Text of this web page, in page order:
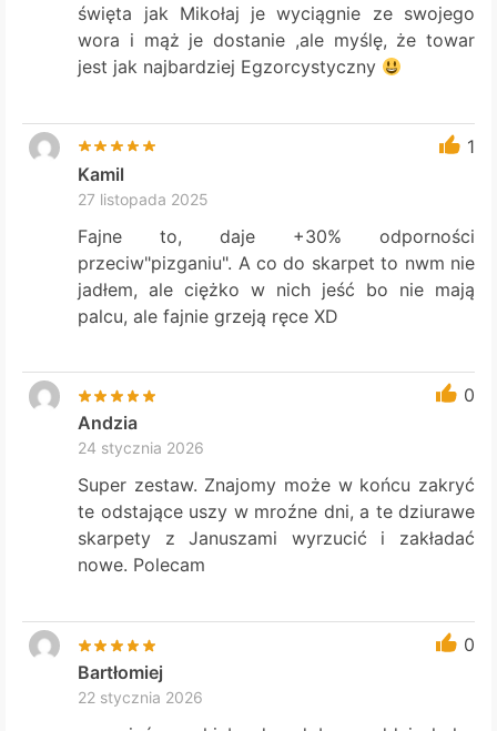
święta jak Mikołaj je wyciągnie ze swojego
wora i mąż je dostanie ,ale myślę, że towar
jest jak najbardziej Egzorcystyczny
1
Kamil
27 listopada 2025
Fajne to, daje +30% odporności
przeciw"pizganiu". A co do skarpet to nwm nie
jadłem, ale ciężko w nich jeść bo nie mają
palcu, ale fajnie grzeją ręce XD
0
Andzia
24 stycznia 2026
Super zestaw. Znajomy może w końcu zakryć
te odstające uszy w mroźne dni, a te dziurawe
skarpety z Januszami wyrzucić i zakładać
nowe. Polecam
0
Bartłomiej
22 stycznia 2026